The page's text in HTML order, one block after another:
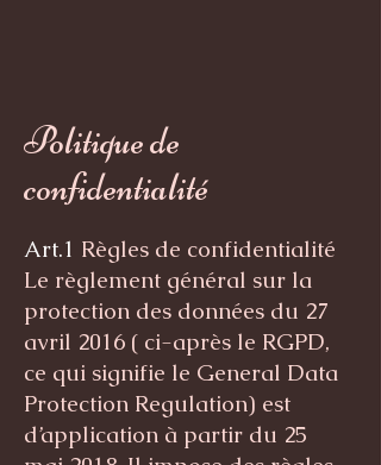
Politique de
confidentialité
Art.1 Règles de confidentialité
Le règlement général sur la
protection des données du 27
avril 2016 ( ci-après le RGPD,
ce qui signifie le General Data
Protection Regulation) est
d’application à partir du 25